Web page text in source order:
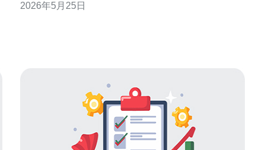
小分段：1）开户并获取IP；2）准备root或sudo权
2026年5月25日